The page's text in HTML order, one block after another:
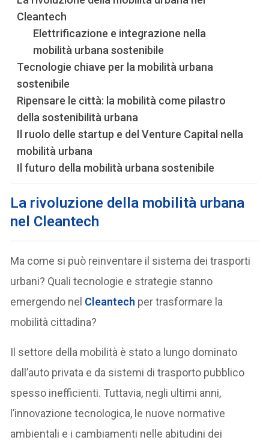
Cleantech
Elettrificazione e integrazione nella
mobilità urbana sostenibile
Tecnologie chiave per la mobilità urbana
sostenibile
Ripensare le città: la mobilità come pilastro
della sostenibilità urbana
Il ruolo delle startup e del Venture Capital nella
mobilità urbana
Il futuro della mobilità urbana sostenibile
La rivoluzione della mobilità urbana
nel Cleantech
Ma come si può reinventare il sistema dei trasporti
urbani? Quali tecnologie e strategie stanno
emergendo nel Cleantech per trasformare la
mobilità cittadina?
Il settore della mobilità è stato a lungo dominato
dall’auto privata e da sistemi di trasporto pubblico
spesso inefficienti. Tuttavia, negli ultimi anni,
l’innovazione tecnologica, le nuove normative
ambientali e i cambiamenti nelle abitudini dei